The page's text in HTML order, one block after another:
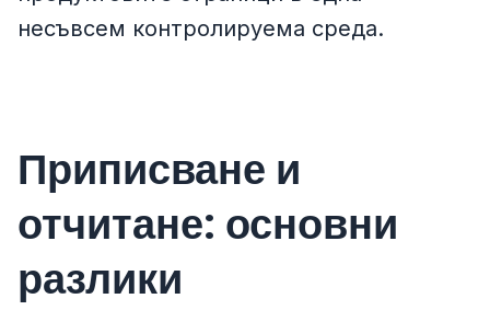
несъвсем контролируема среда.
Приписване и
отчитане: основни
разлики